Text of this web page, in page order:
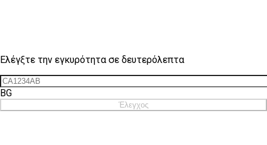
Ελέγξτε την εγκυρότητα σε δευτερόλεπτα
BG
Έλεγχος